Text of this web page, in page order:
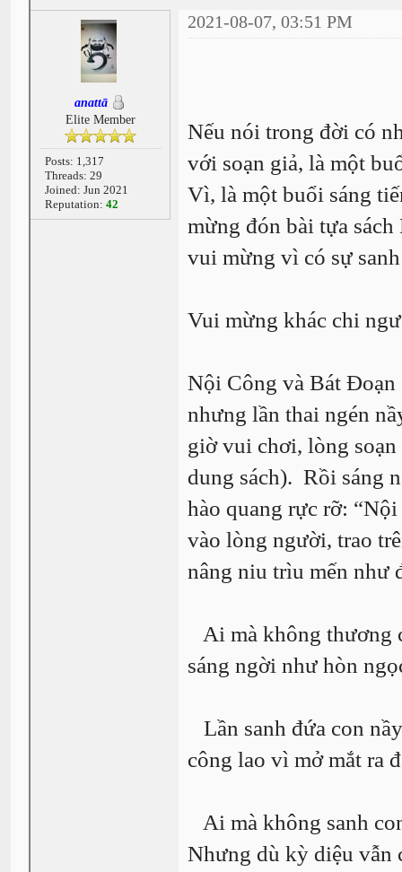
anattā
Elite Member
Posts: 1,317
Threads: 29
Joined: Jun 2021
Reputation: 42
2021-08-07, 03:51 PM
Nếu nói trong đời có
với soạn giả, là một
Vì, là một buổi sáng
mừng đón bài tựa
vui mừng vì có sự
Vui mừng khác chi
Nội Công và Bát Đoạn
nhưng lần thai ngén
giờ vui chơi, lòng
dung sách). Rồi sáng
hào quang rực rỡ:
vào lòng người, trao
nâng niu trìu mến như
Ai mà không thương
sáng ngời như hòn
Lần sanh đứa con
công lao vì mở mắt ra
Ai mà không sanh
Nhưng dù kỳ diệu vẫn